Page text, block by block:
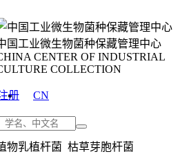
国工业微生物菌种保藏管理中心
CENTER OF INDUSTRIAL
COLLECTION
册
CN
物乳植杆菌 枯草芽胞杆菌